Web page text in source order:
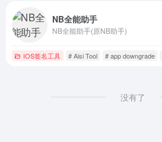
NB全能助手
NB全能助手(原NB助手)
IOS签名工具 # Aisi Tool # app downgrade
没有了